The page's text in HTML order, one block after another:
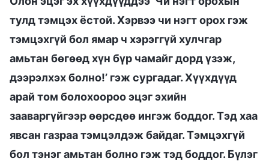
тулд тэмцэх ёстой. Хэрвээ чи нэгт орох гэж
тэмцэхгүй бол ямар ч хэрэггүй хулчгар
амьтан бөгөөд хүн бүр чамайг дорд үзэж,
дээрэлхэх болно!’ гэж сургадаг. Хүүхдүүд
арай том болохоороо эцэг эхийн
зааваргүйгээр өөрсдөө ингэж боддог. Тэд хаа
явсан газраа тэмцэлдэж байдаг. Тэмцэхгүй
бол тэнэг амьтан болно гэж тэд боддог. Бүлэг